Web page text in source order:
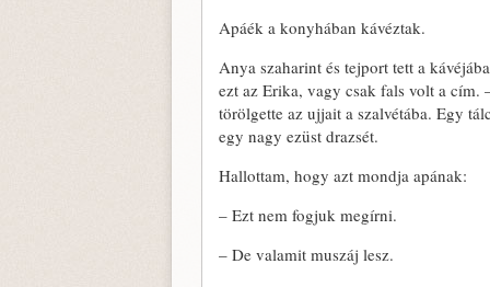
Apáék a konyhában kávéztak.
Anya szaharint és tejport tett a
ezt az Erika, vagy csak fals volt a cím.
törölgette az ujjait a szalvétába. Egy
egy nagy ezüst drazsét.
Hallottam, hogy azt mondja apának:
– Ezt nem fogjuk megírni.
– De valamit muszáj lesz.